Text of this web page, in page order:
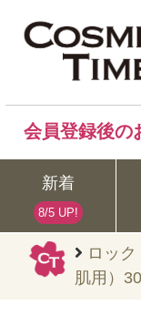
ロック
肌用）
会員登録後の
新着
8/5 UP!